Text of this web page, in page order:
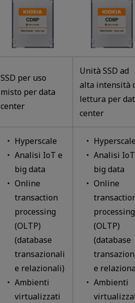
SSD per uso
misto per data
center
Unità SSD ad
alta intensità
lettura per
center
Hyperscale
Analisi IoT e
big data
Online
transaction
processing
(OLTP)
(database
transazionali
e relazionali)
Ambienti
virtualizzati
Analisi
big data
Online
processing
(OLTP)
(database
e
Ambienti